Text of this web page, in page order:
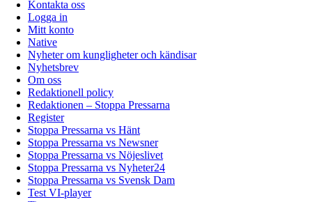
Kontakta oss
Logga in
Mitt konto
Native
Nyheter om kungligheter och kändisar
Nyhetsbrev
Om oss
Redaktionell policy
Redaktionen – Stoppa Pressarna
Register
Stoppa Pressarna vs Hänt
Stoppa Pressarna vs Newsner
Stoppa Pressarna vs Nöjeslivet
Stoppa Pressarna vs Nyheter24
Stoppa Pressarna vs Svensk Dam
Test VI-player